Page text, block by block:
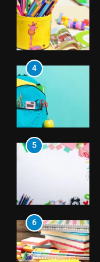
6
7
4
5
6